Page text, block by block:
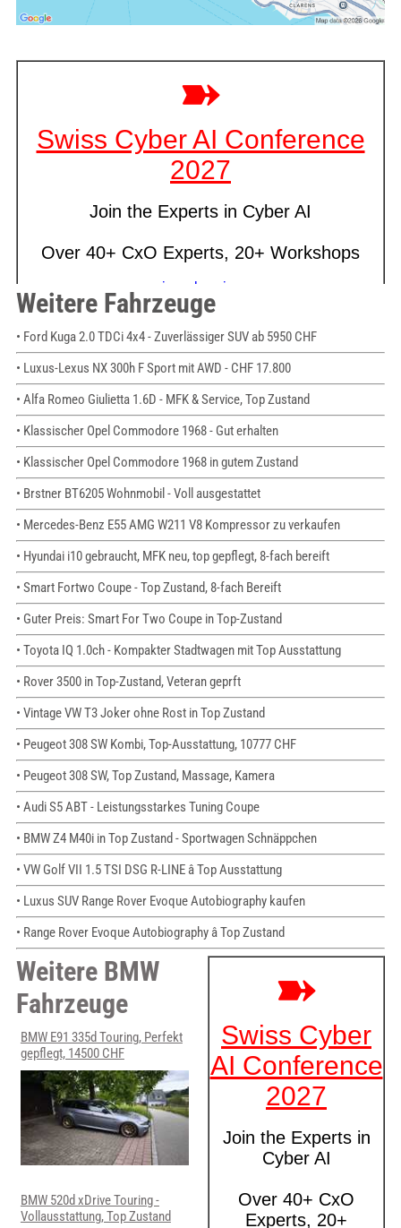
Weitere Fahrzeuge
• Ford Kuga 2.0 TDCi 4x4 - Zuverlässiger SUV ab 5950 CHF
• Luxus-Lexus NX 300h F Sport mit AWD - CHF 17.800
• Alfa Romeo Giulietta 1.6D - MFK & Service, Top Zustand
• Klassischer Opel Commodore 1968 - Gut erhalten
• Klassischer Opel Commodore 1968 in gutem Zustand
• Brstner BT6205 Wohnmobil - Voll ausgestattet
• Mercedes-Benz E55 AMG W211 V8 Kompressor zu verkaufen
• Hyundai i10 gebraucht, MFK neu, top gepflegt, 8-fach bereift
• Smart Fortwo Coupe - Top Zustand, 8-fach Bereift
• Guter Preis: Smart For Two Coupe in Top-Zustand
• Toyota IQ 1.0ch - Kompakter Stadtwagen mit Top Ausstattung
• Rover 3500 in Top-Zustand, Veteran geprft
• Vintage VW T3 Joker ohne Rost in Top Zustand
• Peugeot 308 SW Kombi, Top-Ausstattung, 10777 CHF
• Peugeot 308 SW, Top Zustand, Massage, Kamera
• Audi S5 ABT - Leistungsstarkes Tuning Coupe
• BMW Z4 M40i in Top Zustand - Sportwagen Schnäppchen
• VW Golf VII 1.5 TSI DSG R-LINE â Top Ausstattung
• Luxus SUV Range Rover Evoque Autobiography kaufen
• Range Rover Evoque Autobiography â Top Zustand
Weitere BMW
Fahrzeuge
BMW E91 335d Touring, Perfekt
gepflegt, 14500 CHF
BMW 520d xDrive Touring -
Vollausstattung, Top Zustand